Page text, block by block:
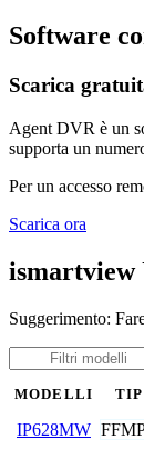
Software
Scarica
Agent DVR è un
supporta un
Per un accesso
Scarica ora
ismartview
Suggerimento:
MODELLI
IP628MW